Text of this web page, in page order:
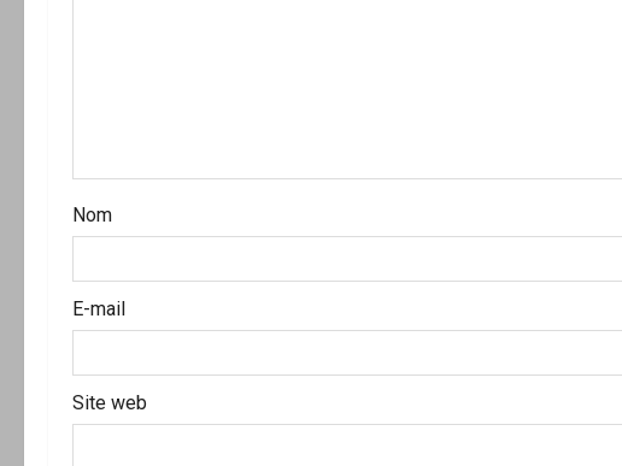
a
r
t
i
c
Nom
E-mail
Site web